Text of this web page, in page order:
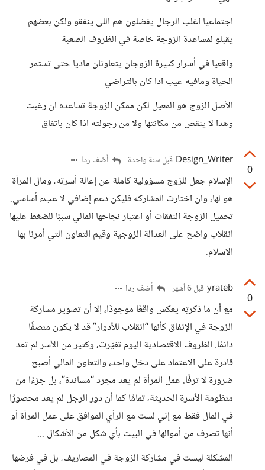
اجتماعيا اغلب الرجال يفضلون هم اللى ينفقو ولكن بعضهم
يقبلو لمساعدة الزوجة خاصة في الظروف الصعبة
واقعيا في أسرار كثيرة الزوجان يتعاونان ماديا حتى تستمر
الحياة ومافيه عيب ادا كان بالتراضي
الأصل الزوج هو المعيل لكن ممكن الزوجة تساعده ان رغبت
وهدا لا ينقص من مكانتها ولا من رجولته اذا كان باتفاق
0
Design_Writer قبل سنة واحدة أضف ردا
الإسلام جعل للزوج مسؤولية كاملة عن إعالة أسرته، ومال المرأة
هو لها، وان اختارت المشاركه فليكن دعم إضافي لا عبء أساسي.
تحميل الزوجة النفقات أو اعتبار نجاحها المالي سببًا للضغط عليها
انقلاب واضح على العدالة الزوجية وقيم التعاون التي أمرنا بها
الاسلام.
0
yrateb قبل 6 أشهر أضف ردا
مع أن ما ذكرتِه يعكس واقعًا موجودًا، إلا أن تصوير مشاركة
الزوجة في الإنفاق كأنها “انقلاب للأدوار” قد لا يكون منصفًا
دائمًا. الظروف الاقتصادية اليوم تغيّرت، وكثير من الأسر لم تعد
قادرة على الاعتماد على دخل واحد، والتعاون المالي أصبح
ضرورة لا ترفًا. عمل المرأة لم يعد مجرد “مساندة”، بل جزءًا من
منظومة الأسرة الحديثة، تمامًا كما أن دور الرجل لم يعد محصورًا
في المال فقط مع إني لست مع الرأي الموافق على عمل المرأة أو
أنها تصرف من أموالها في البيت بأي شكل من الأشكال ...
المشكلة ليست في مشاركة الزوجة في المصاريف، بل في فرضها